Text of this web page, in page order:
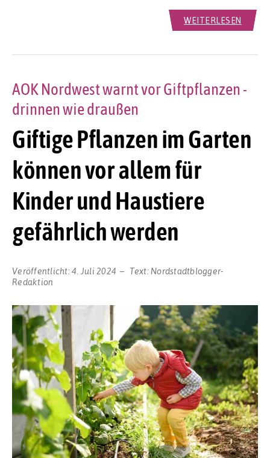
WEITERLESEN
Giftige Pflanzen im Garten
können vor allem für
Kinder und Haustiere
gefährlich werden
AOK Nordwest warnt vor Giftpflanzen -
drinnen wie draußen
Veröffentlicht:4. Juli 2024 Text: Nordstadtblogger-
Redaktion